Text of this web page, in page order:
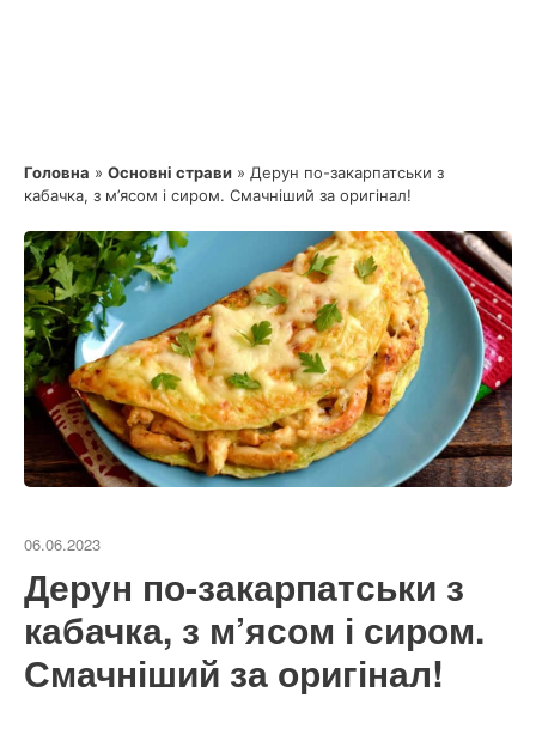
Головна » Основні страви » Дерун по-закарпатськи з
кабачка, з м’ясом і сиром. Смачніший за оригінал!
06.06.2023
Дерун по-закарпатськи з
кабачка, з м’ясом і сиром.
Смачніший за оригінал!